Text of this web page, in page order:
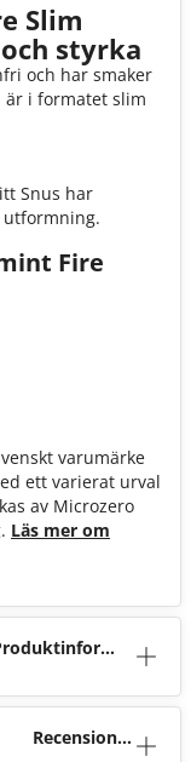
Slim
styrka
och har smaker
är i formatet slim
Snus har
Fire
varumärke
ett varierat urval
av Microzero
Läs mer om
Recensioner